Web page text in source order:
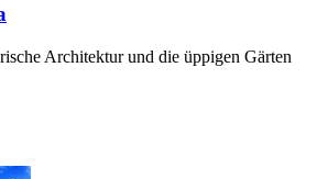
Architektur und die üppigen Gärten